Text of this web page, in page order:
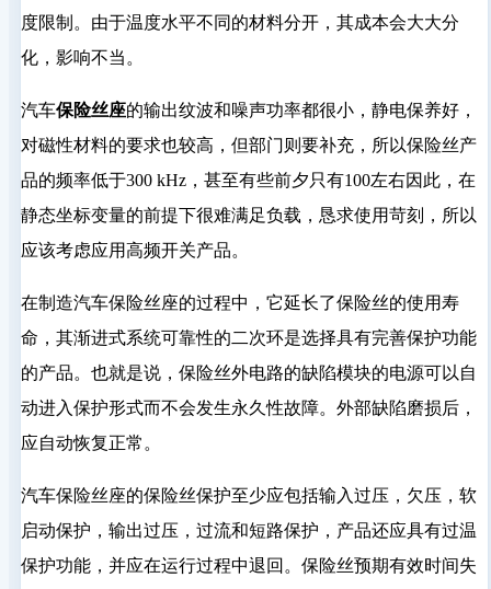
度限制。由于温度水平不同的材料分开，其成本会大大分
化，影响不当。
汽车保险丝座的输出纹波和噪声功率都很小，静电保养好，
对磁性材料的要求也较高，但部门则要补充，所以保险丝产
品的频率低于300 kHz，甚至有些前夕只有100左右因此，在
静态坐标变量的前提下很难满足负载，恳求使用苛刻，所以
应该考虑应用高频开关产品。
在制造汽车保险丝座的过程中，它延长了保险丝的使用寿
命，其渐进式系统可靠性的二次环是选择具有完善保护功能
的产品。也就是说，保险丝外电路的缺陷模块的电源可以自
动进入保护形式而不会发生永久性故障。外部缺陷磨损后，
应自动恢复正常。
汽车保险丝座的保险丝保护至少应包括输入过压，欠压，软
启动保护，输出过压，过流和短路保护，产品还应具有过温
保护功能，并应在运行过程中退回。保险丝预期有效时间失